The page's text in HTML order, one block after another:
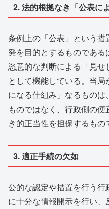
2. 法的根拠なき「公表に
条例上の「公表」という
発を目的とするものであ
恣意的な判断による「見
として機能している。当
になる仕組み」なるものは
ものではなく、行政側の
き的正当性を担保するもの
3. 適正手続の欠如
公的な認定や措置を行う
に十分な情報開示を行い